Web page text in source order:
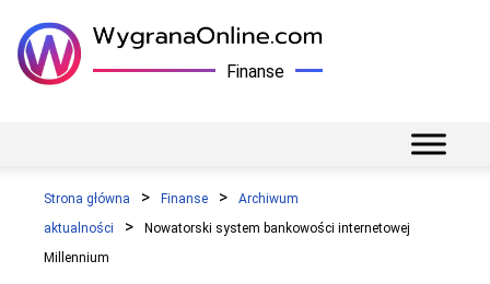
Finanse
Strona główna Finanse
Archiwum
aktualności
Nowatorski system bankowości internetowej
Millennium